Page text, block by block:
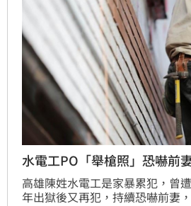
水電工PO「舉槍照」恐嚇前
高雄陳姓水電工是家暴累犯，曾
年出獄後又再犯，持續恐嚇前妻